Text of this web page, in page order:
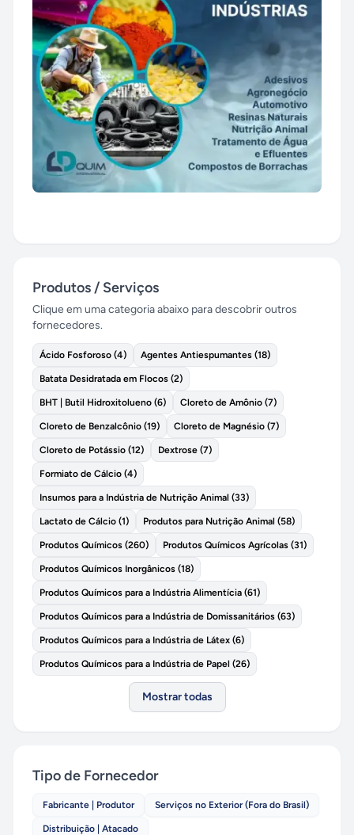
Produtos / Serviços
Clique em uma categoria abaixo para descobrir outros
fornecedores.
Ácido Fosforoso (4) Agentes Antiespumantes (18)
Batata Desidratada em Flocos (2)
BHT | Butil Hidroxitolueno (6) Cloreto de Amônio (7)
Cloreto de Benzalcônio (19) Cloreto de Magnésio (7)
Cloreto de Potássio (12) Dextrose (7)
Formiato de Cálcio (4)
Insumos para a Indústria de Nutrição Animal (33)
Lactato de Cálcio (1) Produtos para Nutrição Animal (58)
Produtos Químicos (260) Produtos Químicos Agrícolas (31)
Produtos Químicos Inorgânicos (18)
Produtos Químicos para a Indústria Alimentícia (61)
Produtos Químicos para a Indústria de Domissanitários (63)
Produtos Químicos para a Indústria de Látex (6)
Produtos Químicos para a Indústria de Papel (26)
Mostrar todas
Tipo de Fornecedor
Fabricante | Produtor Serviços no Exterior (Fora do Brasil)
Distribuição | Atacado